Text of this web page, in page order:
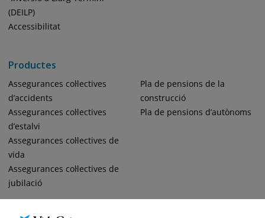
(DEILP)
Accessibilitat
Productes
Assegurances col·lectives
d’accidents
Assegurances col·lectives
d’estalvi
Assegurances col·lectives de
vida
Assegurances col·lectives de
jubilació
Pla de pensions de la
construcció
Pla de pensions d’autònoms